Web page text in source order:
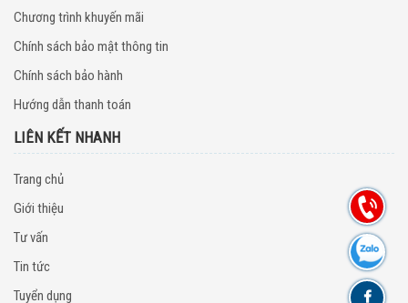
Chương trình khuyến mãi
Chính sách bảo mật thông tin
Chính sách bảo hành
Hướng dẫn thanh toán
LIÊN KẾT NHANH
Trang chủ
Giới thiệu
Tư vấn
Tin tức
Tuyển dụng